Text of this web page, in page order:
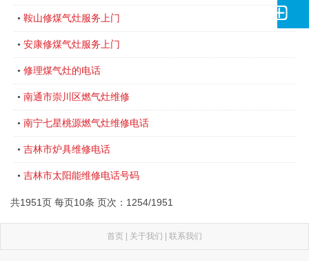
• 鞍山修煤气灶服务上门
• 安康修煤气灶服务上门
• 修理煤气灶的电话
• 南通市崇川区燃气灶维修
• 南宁七星桃源燃气灶维修电话
• 吉林市炉具维修电话
• 吉林市太阳能维修电话号码
共1951页 每页10条 页次：1254/1951
首页 | 关于我们 | 联系我们
